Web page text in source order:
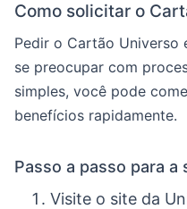
Como solicitar o
Pedir o Cartão Universo
se preocupar com
simples, você pode
benefícios rapidamente.
Passo a passo para a
Visite o site da